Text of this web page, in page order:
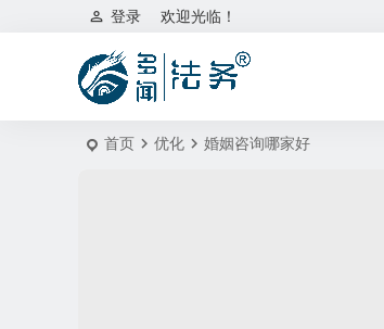
欢迎光临！
登录
首页 优化 婚姻咨询哪家好